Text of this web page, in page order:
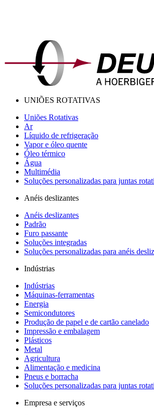
UNIÕES ROTATIVAS
Uniões Rotativas
Ar
Líquido de refrigeração
Vapor e óleo quente
Óleo térmico
Água
Multimédia
Soluções personalizadas para juntas
Anéis deslizantes
Anéis deslizantes
Padrão
Furo passante
Soluções integradas
Soluções personalizadas para anéis
Indústrias
Indústrias
Máquinas-ferramentas
Energia
Semicondutores
Produção de papel e de cartão canelado
Impressão e embalagem
Plásticos
Metal
Agricultura
Alimentação e medicina
Pneus e borracha
Soluções personalizadas para juntas
Empresa e serviços